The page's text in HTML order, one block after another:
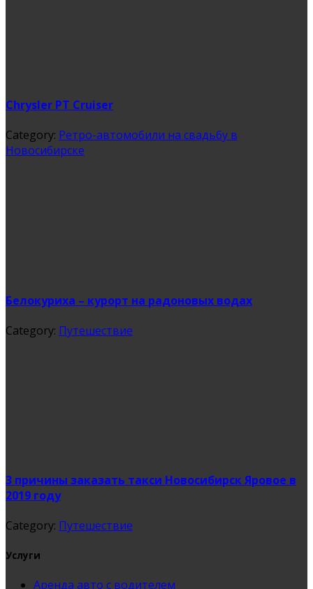
Chrysler PT Cruiser
Category: Ретро-автомобили на свадьбу в
Новосибирске
Белокуриха – курорт на радоновых водах
Category: Путешествие
3 причины заказать такси Новосибирск Яровое в
2019 году
Category: Путешествие
Услуги
Аренда авто с водителем